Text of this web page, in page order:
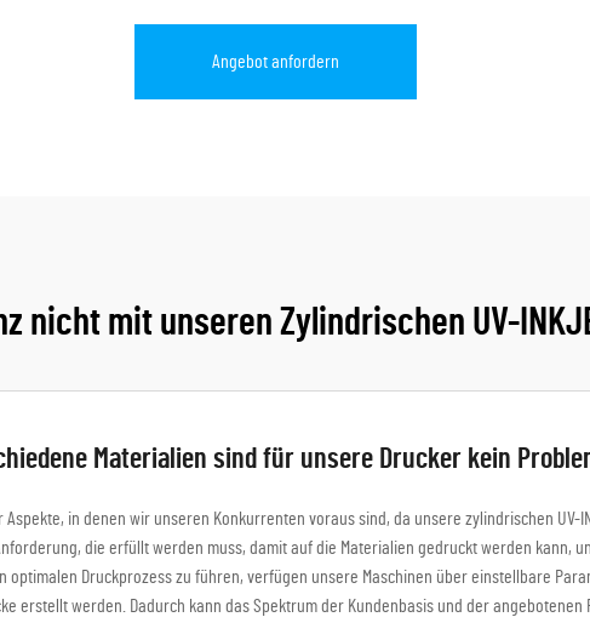
Angebot anfordern
nicht mit unseren Zylindrischen UV-
Materialien sind für unsere Drucker kein
in denen wir unseren Konkurrenten voraus sind, da unsere zylindrischen UV-
die erfüllt werden muss, damit auf die Materialien gedruckt werden kann,
optimalen Druckprozess zu führen, verfügen unsere Maschinen über einstellbare
erstellt werden. Dadurch kann das Spektrum der Kundenbasis und der angebotenen